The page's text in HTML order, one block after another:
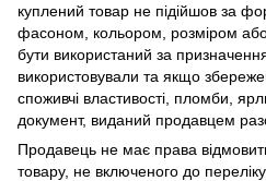
куплений товар не підійшов за
фасоном, кольором, розміром
бути використаний за
використовували та якщо
споживчі властивості, пломби,
документ, виданий продавцем
Продавець не має права
товару, не включеного до